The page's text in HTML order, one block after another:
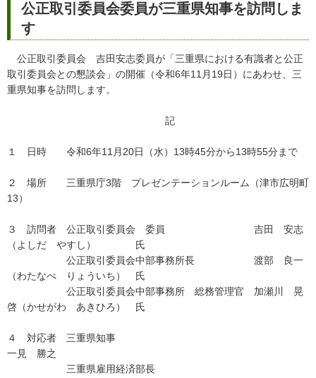
公正取引委員会委員が三重県知事を訪問しま
す
公正取引委員会 吉田安志委員が「三重県における有識者と公正
取引委員会との懇談会」の開催（令和6年11月19日）にあわせ、三
重県知事を訪問します。
記
１ 日時 令和6年11月20日（水）13時45分から13時55分まで
２ 場所 三重県庁3階 プレゼンテーションルーム（津市広明町
13）
３ 訪問者 公正取引委員会 委員 吉田 安志
（よしだ やすし） 氏
公正取引委員会中部事務所長 渡部 良一
（わたなべ りょういち） 氏
公正取引委員会中部事務所 総務管理官 加瀬川 晃
啓（かせがわ あきひろ） 氏
４ 対応者 三重県知事
一見 勝之
三重県雇用経済部長